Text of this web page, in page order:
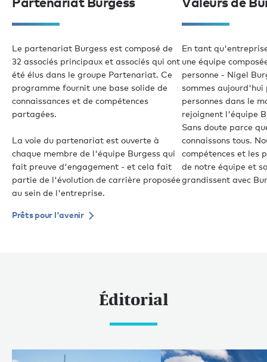
Le partenariat Burgess est composé de
32 associés principaux et associés qui ont
été élus dans le groupe Partenariat. Ce
programme fournit une base solide de
connaissances et de compétences
partagées.
La voie du partenariat est ouverte à
chaque membre de l'équipe Burgess qui
fait preuve d'engagement - et cela fait
partie de l'évolution de carrière proposée
au sein de l'entreprise.
Prêts pour l'avenir
En tant
une équipe
personne - Nigel
sommes aujourd'hui
personnes dans le
rejoignent l'équipe
Sans doute parce
connaissons tous.
compétences et les
de notre équipe et
grandissent avec
Éditorial